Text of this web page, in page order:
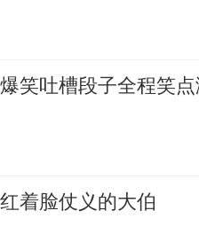
笑吐槽段子全程笑
着脸仗义的大伯